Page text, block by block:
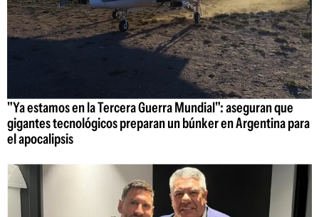
"Ya estamos en la Tercera Guerra Mundial": aseguran que
gigantes tecnológicos preparan un búnker en Argentina para
el apocalipsis